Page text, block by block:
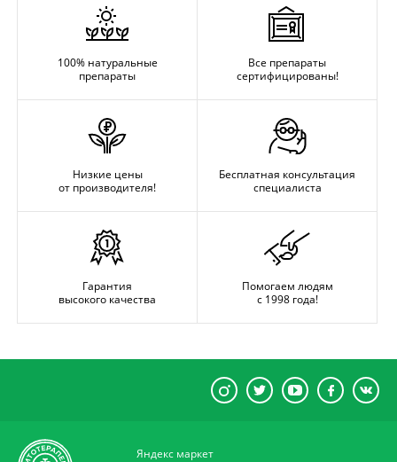
100% натуральные
препараты
Все препараты
сертифицированы!
Низкие цены
от производителя!
Бесплатная консультация
специалиста
Гарантия
высокого качества
Помогаем людям
с 1998 года!
Яндекс маркет